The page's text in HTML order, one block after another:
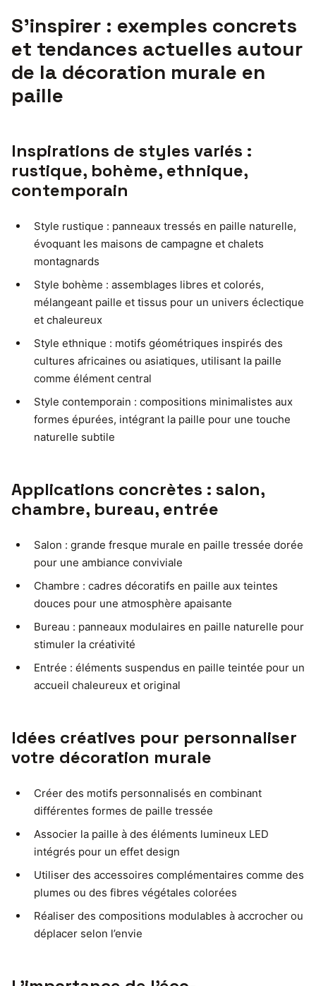
S’inspirer : exemples concrets
et tendances actuelles autour
de la décoration murale en
paille
Inspirations de styles variés :
rustique, bohème, ethnique,
contemporain
Style rustique : panneaux tressés en paille naturelle,
évoquant les maisons de campagne et chalets
montagnards
Style bohème : assemblages libres et colorés,
mélangeant paille et tissus pour un univers éclectique
et chaleureux
Style ethnique : motifs géométriques inspirés des
cultures africaines ou asiatiques, utilisant la paille
comme élément central
Style contemporain : compositions minimalistes aux
formes épurées, intégrant la paille pour une touche
naturelle subtile
Applications concrètes : salon,
chambre, bureau, entrée
Salon : grande fresque murale en paille tressée dorée
pour une ambiance conviviale
Chambre : cadres décoratifs en paille aux teintes
douces pour une atmosphère apaisante
Bureau : panneaux modulaires en paille naturelle pour
stimuler la créativité
Entrée : éléments suspendus en paille teintée pour un
accueil chaleureux et original
Idées créatives pour personnaliser
votre décoration murale
Créer des motifs personnalisés en combinant
différentes formes de paille tressée
Associer la paille à des éléments lumineux LED
intégrés pour un effet design
Utiliser des accessoires complémentaires comme des
plumes ou des fibres végétales colorées
Réaliser des compositions modulables à accrocher ou
déplacer selon l’envie